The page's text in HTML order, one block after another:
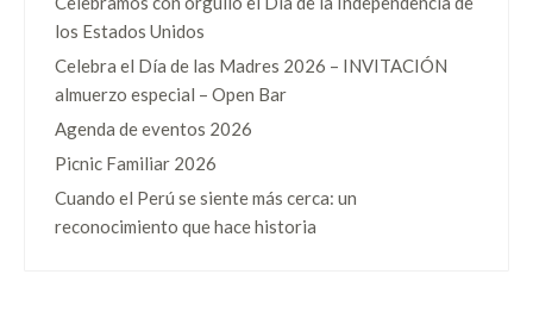
los Estados Unidos
Celebra el Día de las Madres 2026 – INVITACIÓN
almuerzo especial – Open Bar
Agenda de eventos 2026
Picnic Familiar 2026
Cuando el Perú se siente más cerca: un
reconocimiento que hace historia